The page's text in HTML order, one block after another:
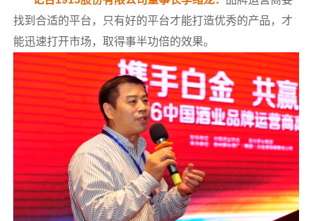
找到合适的平台，只有好的平台才能打造优秀的产品，才
能迅速打开市场，取得事半功倍的效果。